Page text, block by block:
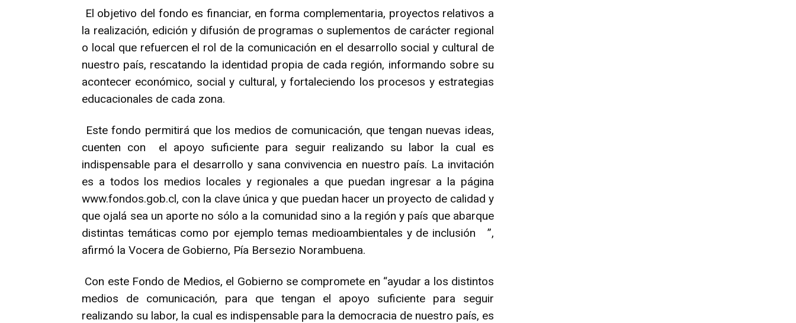
El objetivo del fondo es financiar, en forma complementaria, proyectos relativos a
la realización, edición y difusión de programas o suplementos de carácter regional
o local que refuercen el rol de la comunicación en el desarrollo social y cultural de
nuestro país, rescatando la identidad propia de cada región, informando sobre su
acontecer económico, social y cultural, y fortaleciendo los procesos y estrategias
educacionales de cada zona.
Este fondo permitirá que los medios de comunicación, que tengan nuevas ideas,
cuenten con el apoyo suficiente para seguir realizando su labor la cual es
indispensable para el desarrollo y sana convivencia en nuestro país. La invitación
es a todos los medios locales y regionales a que puedan ingresar a la página
www.fondos.gob.cl, con la clave única y que puedan hacer un proyecto de calidad y
que ojalá sea un aporte no sólo a la comunidad sino a la región y país que abarque
distintas temáticas como por ejemplo temas medioambientales y de inclusión ”,
afirmó la Vocera de Gobierno, Pía Bersezio Norambuena.
Con este Fondo de Medios, el Gobierno se compromete en “ayudar a los distintos
medios de comunicación, para que tengan el apoyo suficiente para seguir
realizando su labor, la cual es indispensable para la democracia de nuestro país, es